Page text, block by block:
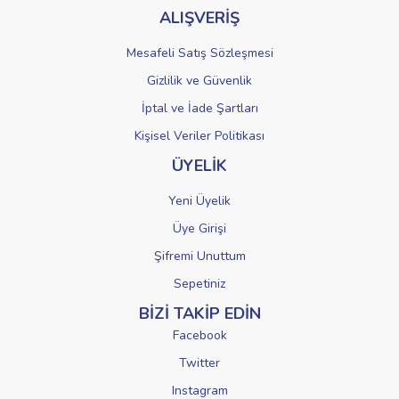
ALIŞVERİŞ
Mesafeli Satış Sözleşmesi
Gizlilik ve Güvenlik
İptal ve İade Şartları
Kişisel Veriler Politikası
ÜYELİK
Yeni Üyelik
Üye Girişi
Şifremi Unuttum
Sepetiniz
BİZİ TAKİP EDİN
Facebook
Twitter
Instagram